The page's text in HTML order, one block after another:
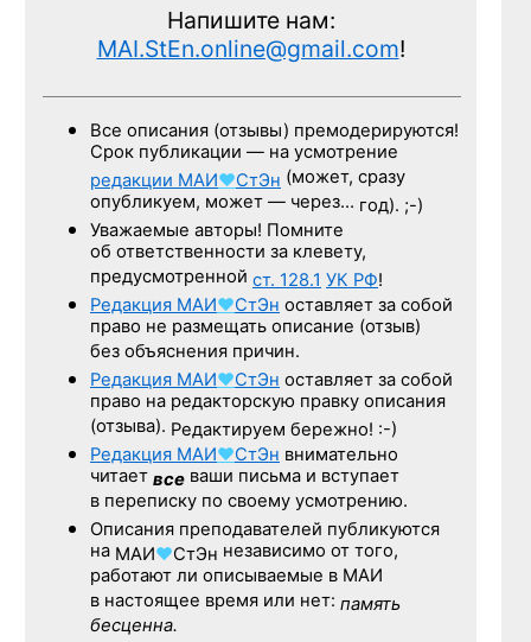
Напишите нам:
MAI.StEn.online@gmail.com!
Все описания (отзывы) премодерируются!
Срок публикации — на усмотрение
редакции МАИ♥СтЭн (может, сразу
опубликуем, может — через… год). ;-)
Уважаемые авторы! Помните
об ответственности за клевету,
предусмотренной ст. 128.1 УК РФ!
Редакция МАИ♥СтЭн оставляет за собой
право не размещать описание (отзыв)
без объяснения причин.
Редакция МАИ♥СтЭн оставляет за собой
право на редакторскую правку описания
(отзыва). Редактируем бережно! :-)
Редакция МАИ♥СтЭн внимательно
читает все ваши письма и вступает
в переписку по своему усмотрению.
Описания преподавателей публикуются
на МАИ♥СтЭн независимо от того,
работают ли описываемые в МАИ
в настоящее время или нет: память
бесценна.